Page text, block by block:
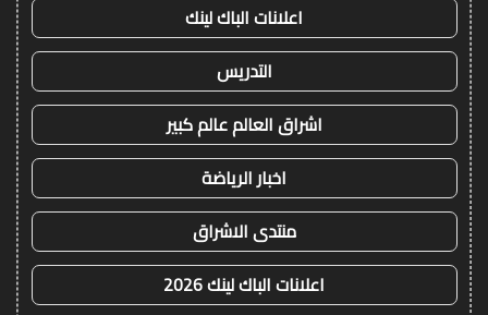
اعلانات الباك لينك
التدريس
اشراق العالم عالم كبير
اخبار الرياضة
منتدى الاشراق
اعلانات الباك لينك 2026